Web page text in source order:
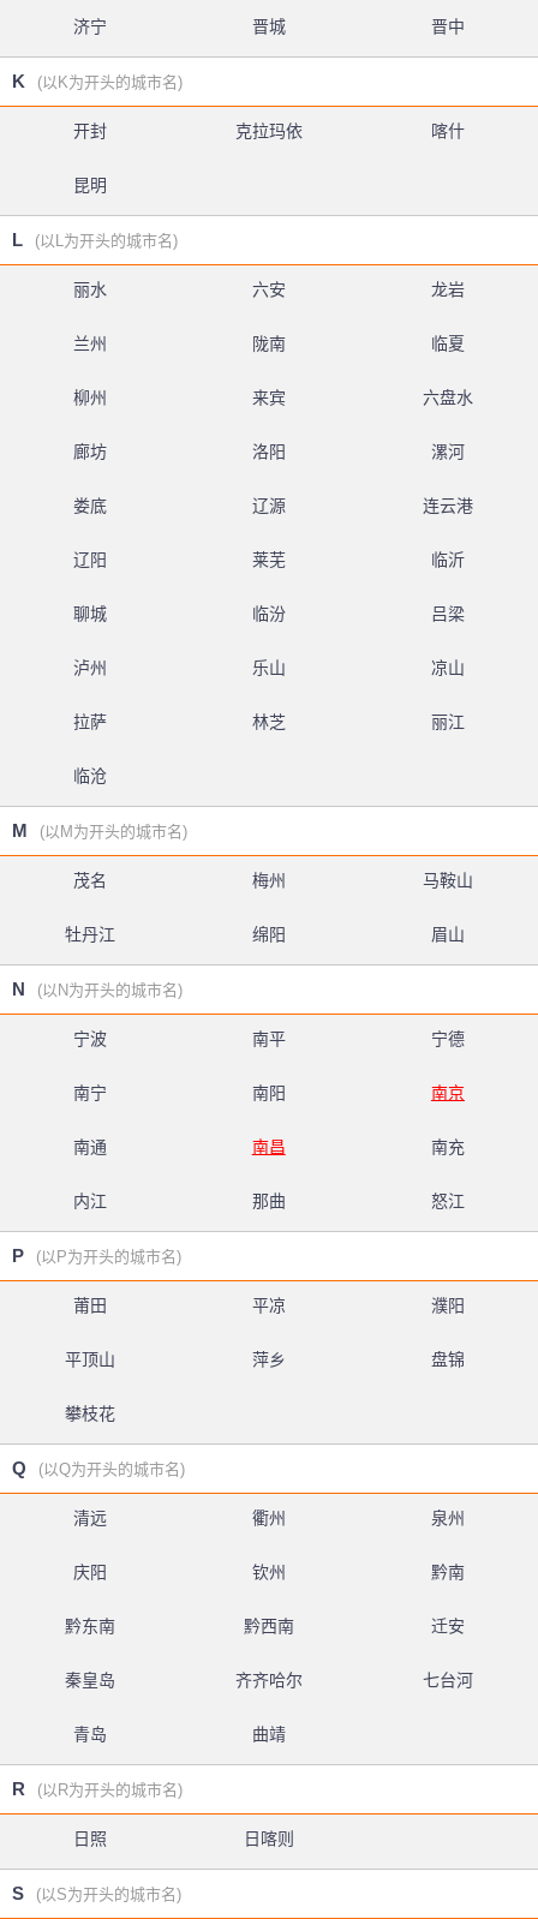
济宁 晋城 晋中
K (以K为开头的城市名)
开封 克拉玛依 喀什
昆明
L (以L为开头的城市名)
丽水 六安 龙岩
兰州 陇南 临夏
柳州 来宾 六盘水
廊坊 洛阳 漯河
娄底 辽源 连云港
辽阳 莱芜 临沂
聊城 临汾 吕梁
泸州 乐山 凉山
拉萨 林芝 丽江
临沧
M (以M为开头的城市名)
茂名 梅州 马鞍山
牡丹江 绵阳 眉山
N (以N为开头的城市名)
宁波 南平 宁德
南宁 南阳 南京
南通 南昌 南充
内江 那曲 怒江
P (以P为开头的城市名)
莆田 平凉 濮阳
平顶山 萍乡 盘锦
攀枝花
Q (以Q为开头的城市名)
清远 衢州 泉州
庆阳 钦州 黔南
黔东南 黔西南 迁安
秦皇岛 齐齐哈尔 七台河
青岛 曲靖
R (以R为开头的城市名)
日照 日喀则
S (以S为开头的城市名)